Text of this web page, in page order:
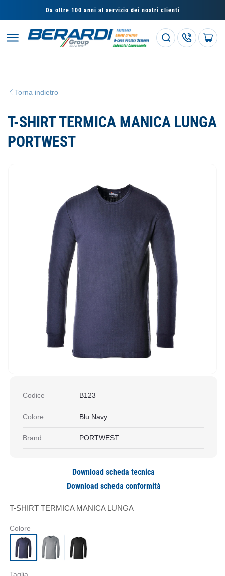
direttamente
ai contenuti
Da oltre 100 anni al servizio dei nostri clienti
Carrello
Torna indietro
T-SHIRT TERMICA MANICA LUNGA
PORTWEST
Codice B123
Colore Blu Navy
Brand PORTWEST
Download scheda tecnica
Download scheda conformità
T-SHIRT TERMICA MANICA LUNGA
Colore